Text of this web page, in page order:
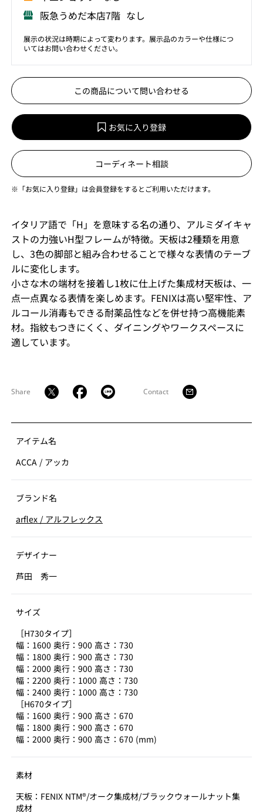
阪急うめだ本店7階 なし
展示の状況は時期によって変わります。展示品のカラーや仕様につ
いてはお問い合わせください。
この商品について問い合わせる
お気に入り登録
コーディネート相談
※「お気に入り登録」は会員登録をするとご利用いただけます。
イタリア語で「H」を意味する名の通り、アルミダイキャ
ストの力強いH型フレームが特徴。天板は2種類を用意
し、3色の脚部と組み合わせることで様々な表情のテーブ
ルに変化します。
小さな木の端材を接着し1枚に仕上げた集成材天板は、一
点一点異なる表情を楽しめます。FENIXは高い堅牢性、ア
ルコール消毒もできる耐薬品性などを併せ持つ高機能素
材。指紋もつきにくく、ダイニングやワークスペースに
適しています。
Share Contact
アイテム名
ACCA / アッカ
ブランド名
arflex / アルフレックス
デザイナー
芦田 秀一
サイズ
［H730タイプ］
幅：1600 奥行：900 高さ：730
幅：1800 奥行：900 高さ：730
幅：2000 奥行：900 高さ：730
幅：2200 奥行：1000 高さ：730
幅：2400 奥行：1000 高さ：730
［H670タイプ］
幅：1600 奥行：900 高さ：670
幅：1800 奥行：900 高さ：670
幅：2000 奥行：900 高さ：670 (mm)
素材
天板：FENIX NTM®/オーク集成材/ブラックウォールナット集
成材